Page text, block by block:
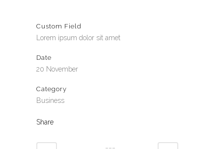
Custom Field
Lorem ipsum dolor sit amet
Date
20 November
Category
Business
Share